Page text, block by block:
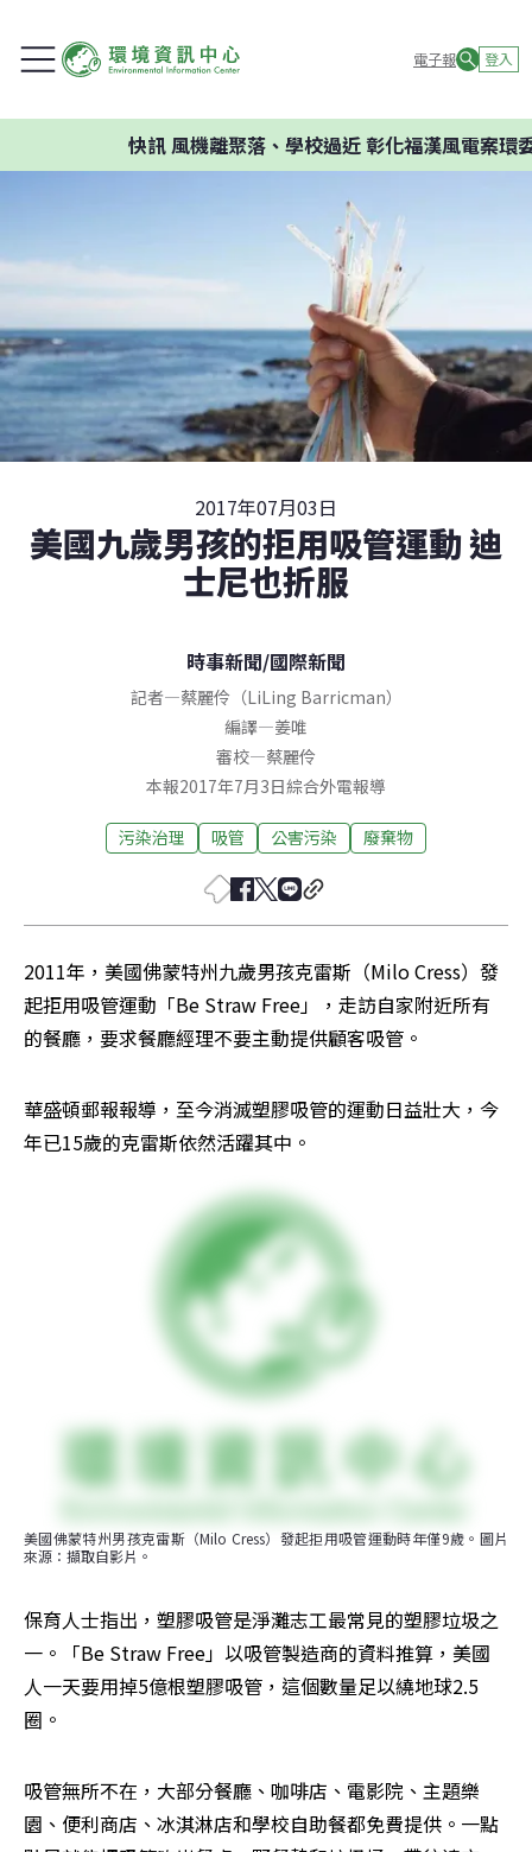
電子報 登入
風機離聚落、學校過近 彰化福漢風電案環委建議
2017年07月03日
美國九歲男孩的拒用吸管運動 迪
士尼也折服
時事新聞/國際新聞
記者—蔡麗伶（LiLing Barricman）
編譯—姜唯
審校—蔡麗伶
本報2017年7月3日綜合外電報導
污染治理 吸管 公害污染 廢棄物
2011年，美國佛蒙特州九歲男孩克雷斯（Milo Cress）發
起拒用吸管運動「Be Straw Free」，走訪自家附近所有
的餐廳，要求餐廳經理不要主動提供顧客吸管。
華盛頓郵報報導，至今消滅塑膠吸管的運動日益壯大，今
年已15歲的克雷斯依然活躍其中。
美國佛蒙特州男孩克雷斯（Milo Cress）發起拒用吸管運動時年僅9歲。圖片
來源：擷取自影片。
保育人士指出，塑膠吸管是淨灘志工最常見的塑膠垃圾之
一。「Be Straw Free」以吸管製造商的資料推算，美國
人一天要用掉5億根塑膠吸管，這個數量足以繞地球2.5
圈。
吸管無所不在，大部分餐廳、咖啡店、電影院、主題樂
園、便利商店、冰淇淋店和學校自助餐都免費提供。一點